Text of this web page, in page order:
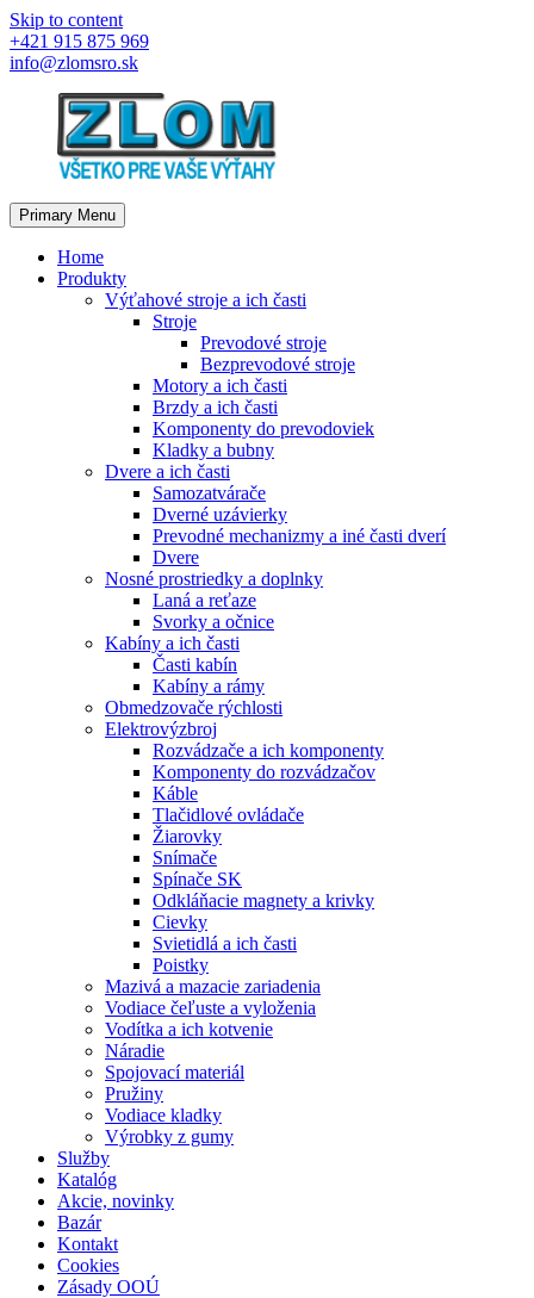
Skip to content
+421 915 875 969
info@zlomsro.sk
Primary Menu
Home
Produkty
Výťahové stroje a ich časti
Stroje
Prevodové stroje
Bezprevodové stroje
Motory a ich časti
Brzdy a ich časti
Komponenty do prevodoviek
Kladky a bubny
Dvere a ich časti
Samozatvárače
Dverné uzávierky
Prevodné mechanizmy a iné časti dverí
Dvere
Nosné prostriedky a doplnky
Laná a reťaze
Svorky a očnice
Kabíny a ich časti
Časti kabín
Kabíny a rámy
Obmedzovače rýchlosti
Elektrovýzbroj
Rozvádzače a ich komponenty
Komponenty do rozvádzačov
Káble
Tlačidlové ovládače
Žiarovky
Snímače
Spínače SK
Odkláňacie magnety a krivky
Cievky
Svietidlá a ich časti
Poistky
Mazivá a mazacie zariadenia
Vodiace čeľuste a vyloženia
Vodítka a ich kotvenie
Náradie
Spojovací materiál
Pružiny
Vodiace kladky
Výrobky z gumy
Služby
Katalóg
Akcie, novinky
Bazár
Kontakt
Cookies
Zásady OOÚ